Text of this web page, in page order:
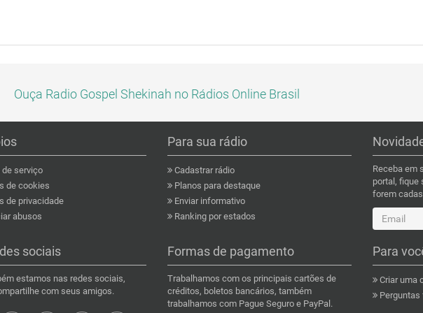
Ouça Radio Gospel Shekinah no Rádios Online Brasil
serviço
de cookies
de privacidade
abusos
Para sua rádio
Cadastrar rádio
Planos para destaque
Enviar informativo
Ranking por estados
Receba em
portal, fique
forem
sociais
estamos nas redes sociais,
com seus amigos.
Formas de pagamento
Trabalhamos com os principais cartões de
créditos, boletos bancários, também
trabalhamos com Pague Seguro e PayPal.
Para
Criar uma
Perguntas